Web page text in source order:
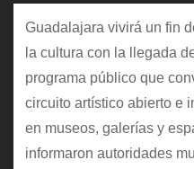
Guadalajara vivirá un fin
la cultura con la llegada
programa público que
circuito artístico abierto e
en museos, galerías y
informaron autoridades